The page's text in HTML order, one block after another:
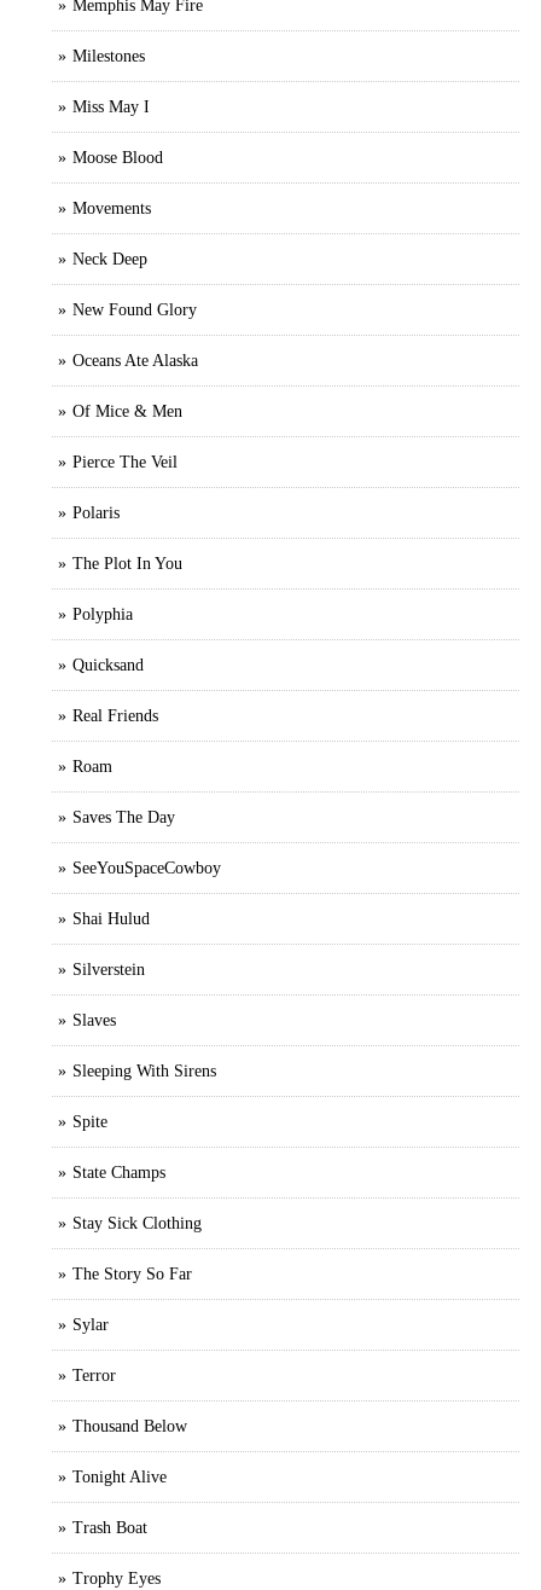
Memphis May Fire
Milestones
Miss May I
Moose Blood
Movements
Neck Deep
New Found Glory
Oceans Ate Alaska
Of Mice & Men
Pierce The Veil
Polaris
The Plot In You
Polyphia
Quicksand
Real Friends
Roam
Saves The Day
SeeYouSpaceCowboy
Shai Hulud
Silverstein
Slaves
Sleeping With Sirens
Spite
State Champs
Stay Sick Clothing
The Story So Far
Sylar
Terror
Thousand Below
Tonight Alive
Trash Boat
Trophy Eyes